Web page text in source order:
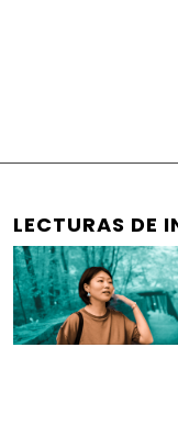
LECTURAS DE